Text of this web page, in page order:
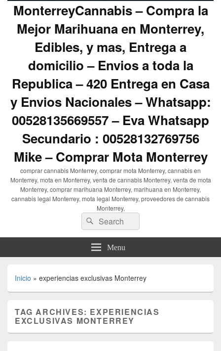
MonterreyCannabis – Compra la
Mejor Marihuana en Monterrey,
Edibles, y mas, Entrega a
domicilio – Envios a toda la
Republica – 420 Entrega en Casa
y Envios Nacionales – Whatsapp:
00528135669557 – Eva Whatsapp
Secundario : 00528132769756
Mike – Comprar Mota Monterrey
comprar cannabis Monterrey, comprar mota Monterrey, cannabis en
Monterrey, mota en Monterrey, venta de cannabis Monterrey, venta de mota
Monterrey, comprar marihuana Monterrey, marihuana en Monterrey,
cannabis legal Monterrey, mota legal Monterrey, proveedores de cannabis
Monterrey,
Search
for:
Search
Menu
Inicio » experiencias exclusivas Monterrey
TAG ARCHIVES: EXPERIENCIAS
EXCLUSIVAS MONTERREY